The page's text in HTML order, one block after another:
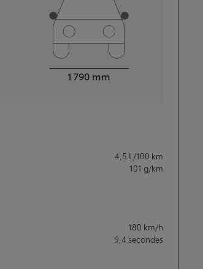
1 790 mm
4,5 L/100 km
101 g/km
180 km/h
9,4 secondes